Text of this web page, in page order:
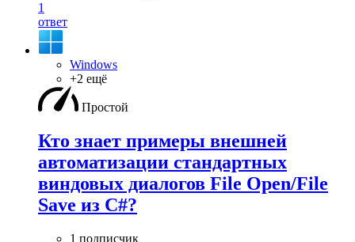
1
ответ
Windows
+2 ещё
Простой
Кто знает примеры внешней
автоматизации стандартных
виндовых диалогов File Open/File
Save из C#?
1 подписчик